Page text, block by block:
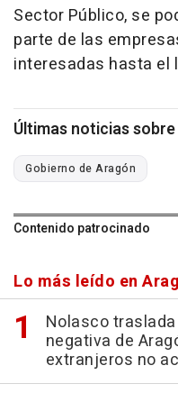
Sector Público, se
parte de las
interesadas hasta el
Últimas noticias
Gobierno de Aragón
Contenido patrocinado
Lo más leído en
Nolasco
negativa de
extranjeros no